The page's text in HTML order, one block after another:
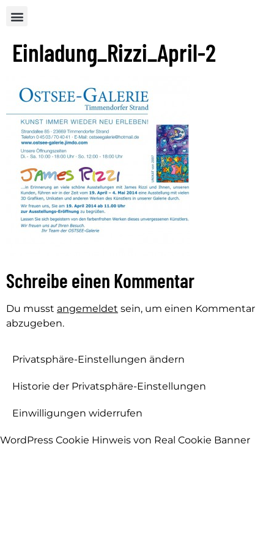
Einladung_Rizzi_April-2
Schreibe einen Kommentar
Du musst angemeldet sein, um einen Kommentar
abzugeben.
Privatsphäre-Einstellungen ändern
Historie der Privatsphäre-Einstellungen
Einwilligungen widerrufen
WordPress Cookie Hinweis von Real Cookie Banner